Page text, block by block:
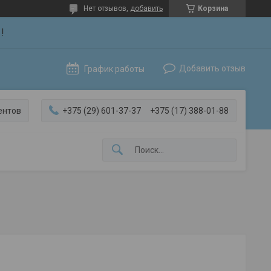
Корзина
Нет отзывов, добавить
График работы Добавить отзыв
+375 (29) 601-37-37 +375 (17) 388-01-88